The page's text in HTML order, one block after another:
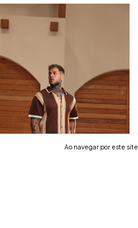
Ao navegar por este site